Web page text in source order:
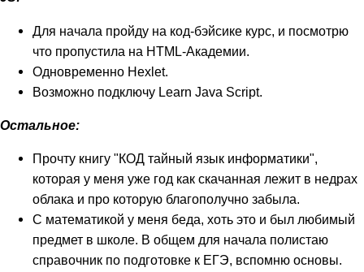
Для начала пройду на код-бэйсике курс, и посмотрю
что пропустила на HTML-Академии.
Одновременно Hexlet.
Возможно подключу Learn Java Script.
Остальное:
Прочту книгу "КОД тайный язык информатики",
которая у меня уже год как скачанная лежит в недрах
облака и про которую благополучно забыла.
С математикой у меня беда, хоть это и был любимый
предмет в школе. В общем для начала полистаю
справочник по подготовке к ЕГЭ, вспомню основы.